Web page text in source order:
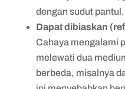
dengan sudut pantul.
Dapat dibiaskan
Cahaya mengalami
melewati dua
berbeda, misalnya